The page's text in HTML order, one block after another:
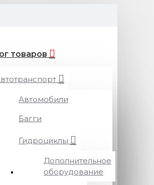
товаров
Автомобили
Багги
Гидроциклы
Дополнительное
оборудование